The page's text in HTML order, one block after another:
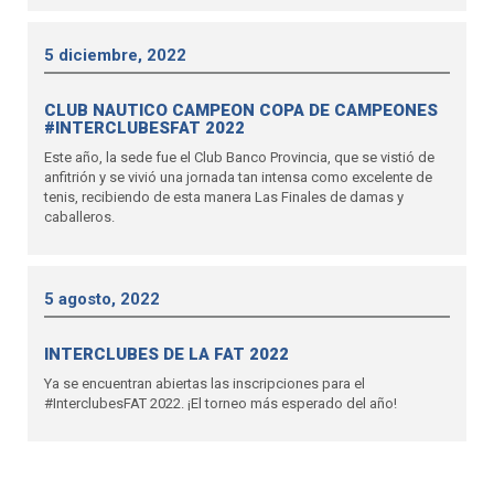
5 diciembre, 2022
CLUB NAUTICO CAMPEON COPA DE CAMPEONES
#INTERCLUBESFAT 2022
Este año, la sede fue el Club Banco Provincia, que se vistió de
anfitrión y se vivió una jornada tan intensa como excelente de
tenis, recibiendo de esta manera Las Finales de damas y
caballeros.
5 agosto, 2022
INTERCLUBES DE LA FAT 2022
Ya se encuentran abiertas las inscripciones para el
#InterclubesFAT 2022. ¡El torneo más esperado del año!